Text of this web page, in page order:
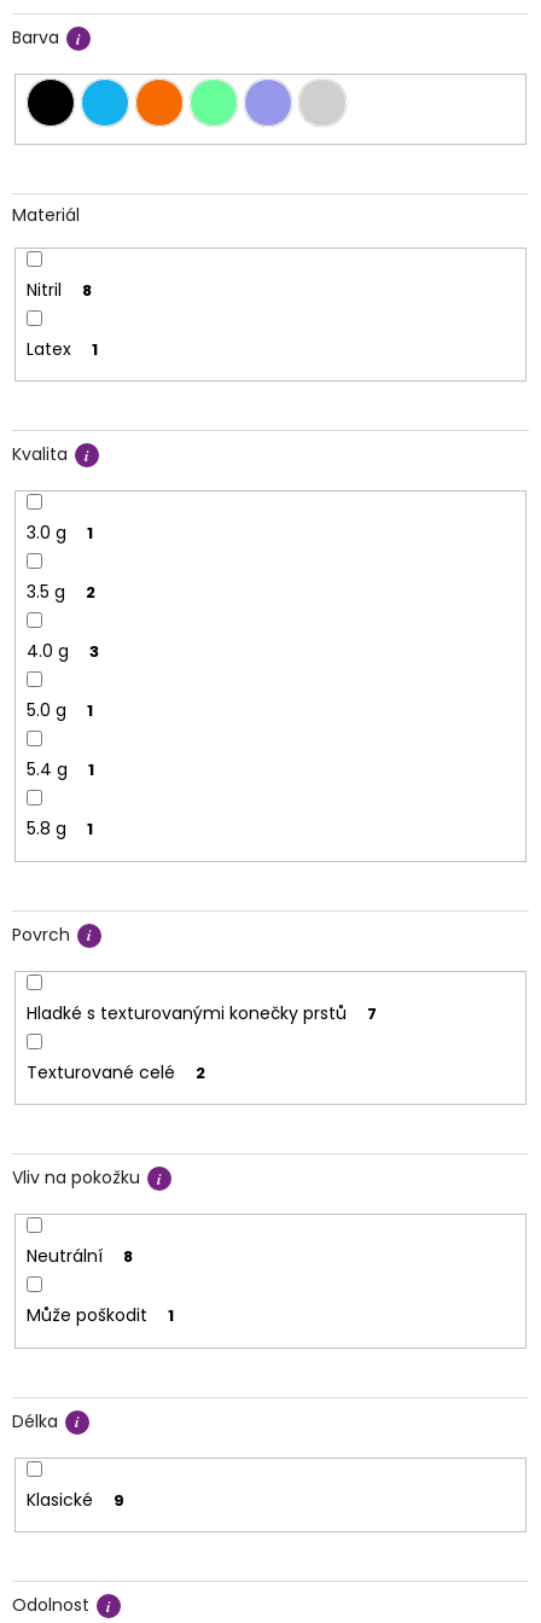
Barva
Materiál
Nitril 8
Latex 1
Kvalita
3.0 g 1
3.5 g 2
4.0 g 3
5.0 g 1
5.4 g 1
5.8 g 1
Povrch
Hladké s texturovanými konečky prstů 7
Texturované celé 2
Vliv na pokožku
Neutrální 8
Může poškodit 1
Délka
Klasické 9
Odolnost